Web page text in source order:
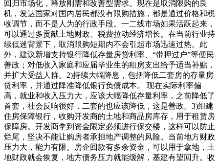
回归市场化，释放刚需和改善型需求。现在是取消限购的良
机，发达国家对国内居民都没有限购措施，都是通过价格和税
收调节，而不是人为的行政手段。一二线市场如果活跃起来，
可以通过多贡献土地财政、税费拉动经济增长。在当前行业持
续低迷背景下，取消限购短期内不会引起市场迅速过热。此
外，建议新增支持银行降低存量房贷利率、“带押过户”等便民
善政；对低收入家庭和应届毕业生的租房支出给予适当补贴，
并扩大受益人群。2)持续大幅降息，包括降低二套房的存量房
贷利率，并通过降准降低银行负债成本。 现在实际利率偏
高，就业和收入压力大，应该大幅降低存量利率，之前降低了
首套，社会反响很好，二套的也应该降低，这是善政。3)组建
住房保障银行，收购开发商的土地和商品房库存，用于租赁房
保障房。开发商拿到资金限定必须进行保交楼，这样可以防止
烂尾，坚决不能让购房者承担地产调整的风险。当前地方财政
压力大，能力有限。房企回款有多余资金，可以用于拿地，土
地财政就会恢复，地方债务压力就能缓解，基建有望回升。收